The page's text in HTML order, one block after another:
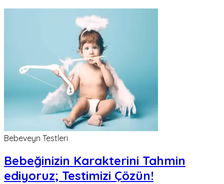
Bebeveyn Testleri
Bebeğinizin Karakterini Tahmin
ediyoruz; Testimizi Çözün!